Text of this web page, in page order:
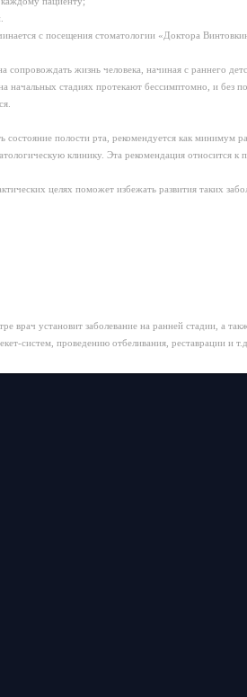
с посещения стоматологии «Доктора
сопровождать жизнь человека, начиная с раннего
начальных стадиях протекают бессимптомно, и без
состояние полости рта, рекомендуется как минимум
клинику. Эта рекомендация относится к
целях поможет избежать развития таких
врач установит заболевание на ранней стадии, а
систем, проведению отбеливания, реставрации и